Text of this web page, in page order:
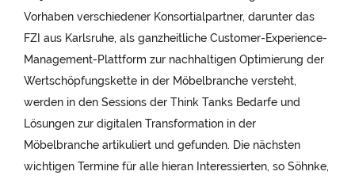
Vorhaben verschiedener Konsortialpartner, darunter das
FZI aus Karlsruhe, als ganzheitliche Customer-Experience-
Management-Plattform zur nachhaltigen Optimierung der
Wertschöpfungskette in der Möbelbranche versteht,
werden in den Sessions der Think Tanks Bedarfe und
Lösungen zur digitalen Transformation in der
Möbelbranche artikuliert und gefunden. Die nächsten
wichtigen Termine für alle hieran Interessierten, so Söhnke,